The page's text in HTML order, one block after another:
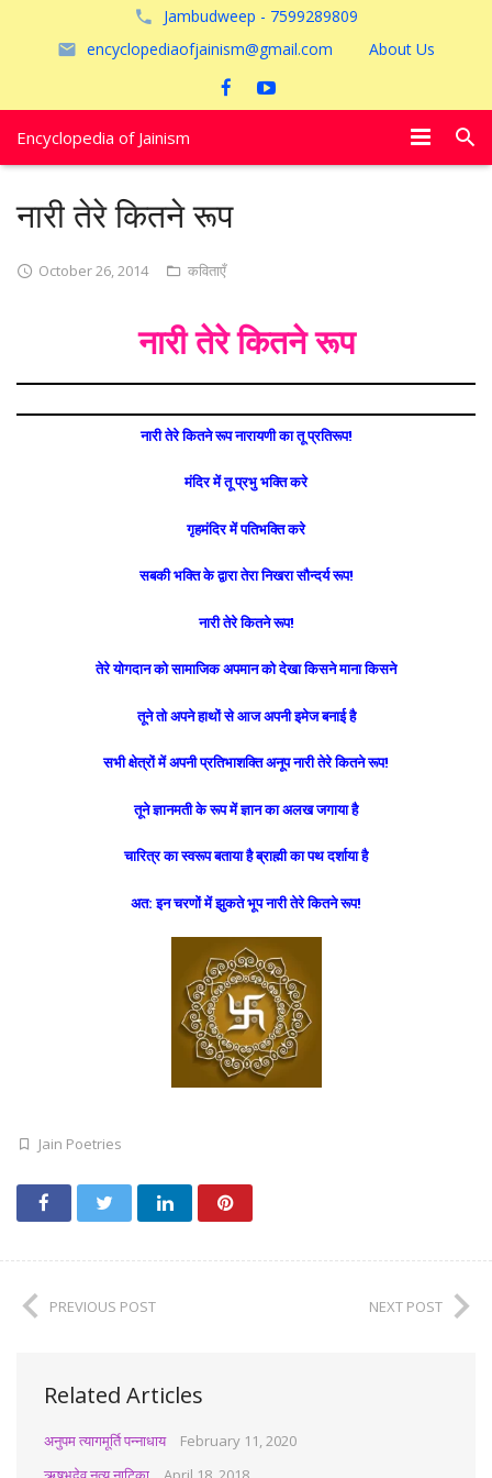
Jambudweep - 7599289809
encyclopediaofjainism@gmail.com
About Us
Encyclopedia of Jainism
नारी तेरे कितने रूप
October 26, 2014 कविताएँ
नारी तेरे कितने रूप
नारी तेरे कितने रूप नारायणी का तू प्रतिरूप!
मंदिर में तू प्रभु भक्ति करे
गृहमंदिर में पतिभक्ति करे
सबकी भक्ति के द्वारा तेरा निखरा सौन्दर्य रूप!
नारी तेरे कितने रूप!
तेरे योगदान को सामाजिक अपमान को देखाकिसने मानाकिसने
तूने तो अपने हाथों से आज अपनी इमेज बनाई है
सभी क्षेत्रों में अपनी प्रतिभाशक्ति अनूप नारी तेरे कितने रूप!
तूने ज्ञानमती के रूप में ज्ञान का अलख जगाया है
चारित्र का स्वरूप बताया है ब्राह्मी का पथ दर्शाया है
अत: इन चरणों में झुकते भूप नारी तेरे कितने रूप!
Jain Poetries
PREVIOUS POST NEXT POST
Related Articles
अनुपम त्यागमूर्ति पन्नाधाय
February 11, 2020